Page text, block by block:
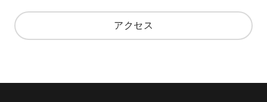
アクセス